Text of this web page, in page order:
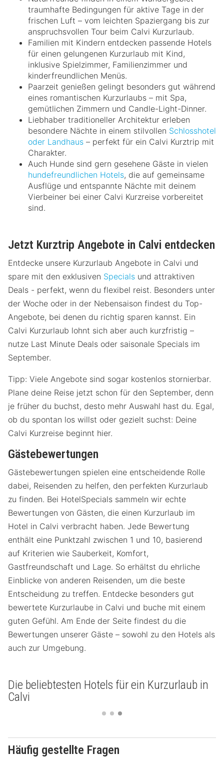
traumhafte Bedingungen für aktive Tage in der
frischen Luft – vom leichten Spaziergang bis zur
anspruchsvollen Tour beim Calvi Kurzurlaub.
Familien mit Kindern entdecken passende Hotels
für einen gelungenen Kurzurlaub mit Kind,
inklusive Spielzimmer, Familienzimmer und
kinderfreundlichen Menüs.
Paarzeit genießen gelingt besonders gut während
eines romantischen Kurzurlaubs – mit Spa,
gemütlichen Zimmern und Candle-Light-Dinner.
Liebhaber traditioneller Architektur erleben
besondere Nächte in einem stilvollen Schlosshotel
oder Landhaus – perfekt für ein Calvi Kurztrip mit
Charakter.
Auch Hunde sind gern gesehene Gäste in vielen
hundefreundlichen Hotels, die auf gemeinsame
Ausflüge und entspannte Nächte mit deinem
Vierbeiner bei einer Calvi Kurzreise vorbereitet
sind.
Jetzt Kurztrip Angebote in Calvi entdecken
Entdecke unsere Kurzurlaub Angebote in Calvi und
spare mit den exklusiven Specials und attraktiven
Deals - perfekt, wenn du flexibel reist. Besonders unter
der Woche oder in der Nebensaison findest du Top-
Angebote, bei denen du richtig sparen kannst. Ein
Calvi Kurzurlaub lohnt sich aber auch kurzfristig –
nutze Last Minute Deals oder saisonale Specials im
September.
Tipp: Viele Angebote sind sogar kostenlos stornierbar.
Plane deine Reise jetzt schon für den September, denn
je früher du buchst, desto mehr Auswahl hast du. Egal,
ob du spontan los willst oder gezielt suchst: Deine
Calvi Kurzreise beginnt hier.
Gästebewertungen
Gästebewertungen spielen eine entscheidende Rolle
dabei, Reisenden zu helfen, den perfekten Kurzurlaub
zu finden. Bei HotelSpecials sammeln wir echte
Bewertungen von Gästen, die einen Kurzurlaub im
Hotel in Calvi verbracht haben. Jede Bewertung
enthält eine Punktzahl zwischen 1 und 10, basierend
auf Kriterien wie Sauberkeit, Komfort,
Gastfreundschaft und Lage. So erhältst du ehrliche
Einblicke von anderen Reisenden, um die beste
Entscheidung zu treffen. Entdecke besonders gut
bewertete Kurzurlaube in Calvi und buche mit einem
guten Gefühl. Am Ende der Seite findest du die
Bewertungen unserer Gäste – sowohl zu den Hotels als
auch zur Umgebung.
Die beliebtesten Hotels für ein Kurzurlaub in
Calvi
Häufig gestellte Fragen